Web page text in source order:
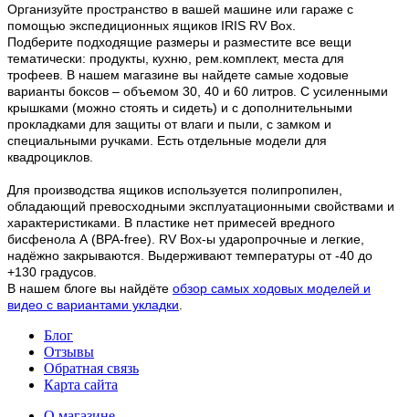
Организуйте пространство в вашей машине или гараже с
помощью экспедиционных ящиков IRIS RV Box.
Подберите подходящие размеры и разместите все вещи
тематически: продукты, кухню, рем.комплект, места для
трофеев. В нашем магазине вы найдете самые ходовые
варианты боксов – объемом 30, 40 и 60 литров. С усиленными
крышками (можно стоять и сидеть) и с дополнительными
прокладками для защиты от влаги и пыли, с замком и
специальными ручками. Есть отдельные модели для
квадроциклов.
Для производства ящиков используется полипропилен,
обладающий превосходными эксплуатационными свойствами и
характеристиками. В пластике нет примесей вредного
бисфенола А (BPA-free). RV Box-ы ударопрочные и легкие,
надёжно закрываются. Выдерживают температуры от -40 до
+130 градусов.
В нашем блоге вы найдёте обзор самых ходовых моделей и
видео с вариантами укладки
Блог
Отзывы
Обратная связь
Карта сайта